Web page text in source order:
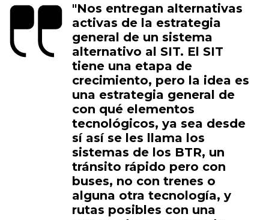
"Nos entregan alternativas
activas de la estrategia
general de un sistema
alternativo al SIT. El SIT
tiene una etapa de
crecimiento, pero la idea es
una estrategia general de
con qué elementos
tecnológicos, ya sea desde
sí así se les llama los
sistemas de los BTR, un
tránsito rápido pero con
buses, no con trenes o
alguna otra tecnología, y
rutas posibles con una